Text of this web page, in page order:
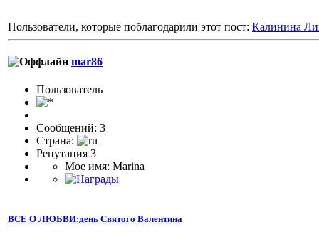
Пользователи, которые поблагодарили этот пост: Калинина
mar86
Пользователь
Сообщений: 3
Страна:
Репутация 3
Мое имя: Marina
ВСЕ О ЛЮБВИ:день Святого Валентина